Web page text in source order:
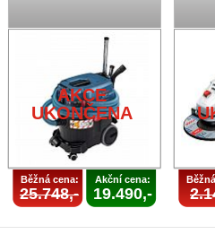
AKCE
UKONČENA
Běžná cena:
25.748,-
Akční cena:
19.490,-